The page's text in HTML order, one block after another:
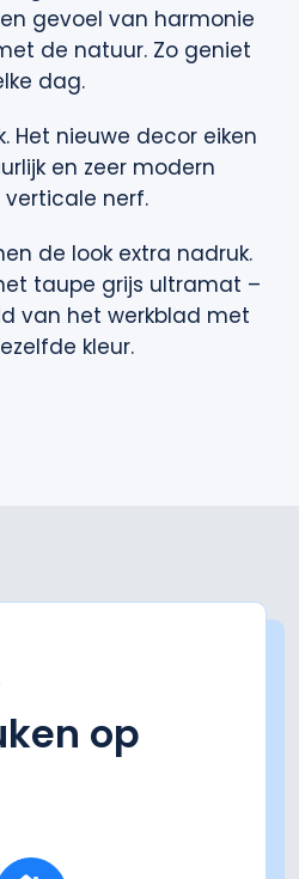
gevoel van harmonie
de natuur. Zo geniet
dag.
Het nieuwe decor eiken
en zeer modern
nerf.
de look extra nadruk.
taupe grijs ultramat –
van het werkblad met
kleur.
op